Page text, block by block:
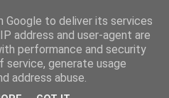
Google to deliver its services
address and user-agent are
performance and security
generate usage
address abuse.